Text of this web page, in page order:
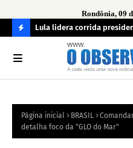
Rondônia, 09
O
R
Lula lidera corrida
pesquisa; Flávio
Página inicial BRASIL
detalha foco da "GLO do Mar"